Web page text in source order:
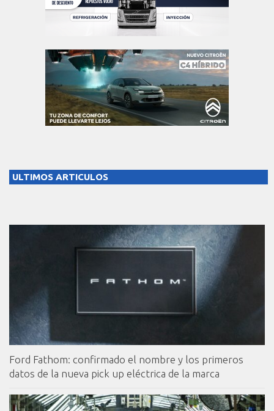
ULTIMOS ARTICULOS
Ford Fathom: confirmado el nombre y los primeros
datos de la nueva pick up eléctrica de la marca